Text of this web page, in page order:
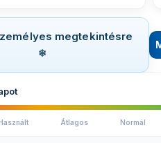
megtekintésre
Átlagos Normál